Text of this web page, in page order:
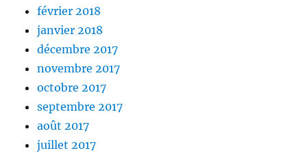
février 2018
janvier 2018
décembre 2017
novembre 2017
octobre 2017
septembre 2017
août 2017
juillet 2017